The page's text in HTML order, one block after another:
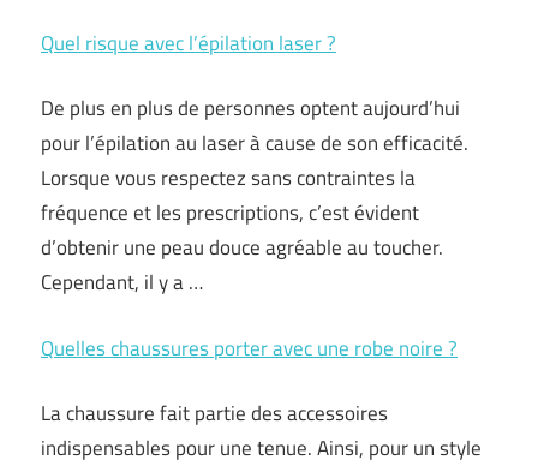
Quel risque avec l’épilation laser ?
De plus en plus de personnes optent aujourd’hui
pour l’épilation au laser à cause de son efficacité.
Lorsque vous respectez sans contraintes la
fréquence et les prescriptions, c’est évident
d’obtenir une peau douce agréable au toucher.
Cependant, il y a …
Quelles chaussures porter avec une robe noire ?
La chaussure fait partie des accessoires
indispensables pour une tenue. Ainsi, pour un style